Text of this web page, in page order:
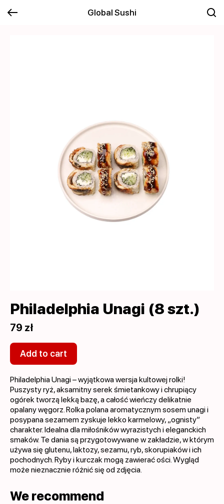
Global Sushi
Philadelphia Unagi (8 szt.)
79 zł
Add to cart
Philadelphia Unagi – wyjątkowa wersja kultowej rolki!
Puszysty ryż, aksamitny serek śmietankowy i chrupiący
ogórek tworzą lekką bazę, a całość wieńczy delikatnie
opalany węgorz. Rolka polana aromatycznym sosem unagi i
posypana sezamem zyskuje lekko karmelowy, „ognisty”
charakter. Idealna dla miłośników wyrazistych i eleganckich
smaków. Te dania są przygotowywane w zakładzie, w którym
używa się glutenu, laktozy, sezamu, ryb, skorupiaków i ich
pochodnych. Ryby i kurczak mogą zawierać ości. Wygląd
może nieznacznie różnić się od zdjęcia.
We recommend